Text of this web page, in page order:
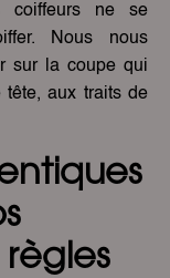
coiffeurs ne se
Nous nous
sur la coupe qui
aux traits de